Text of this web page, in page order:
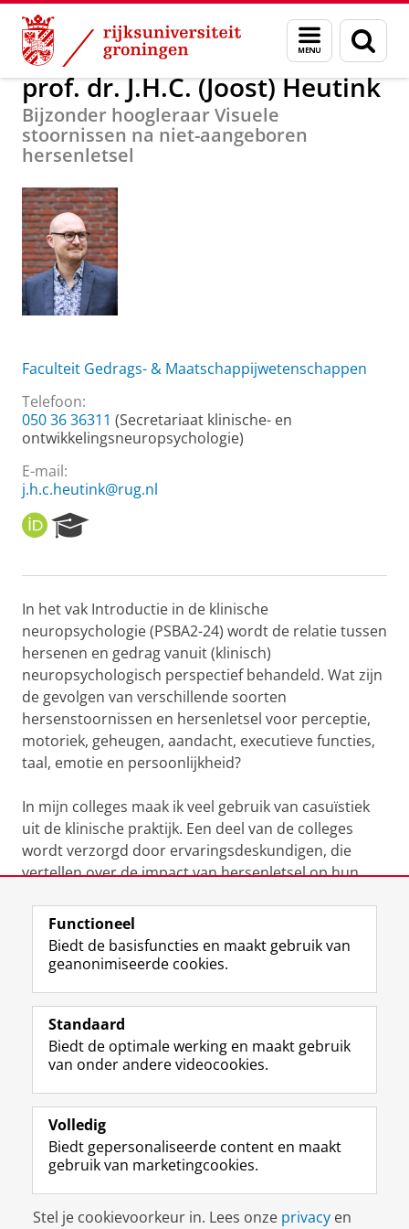
Skip
Content
Skip
Navigation
Menu
en
zoeken
Over ons prof. dr. J.H.C. (Joost) Heutink
prof. dr. J.H.C. (Joost) Heutink
Bijzonder hoogleraar Visuele
stoornissen na niet-aangeboren
hersenletsel
Faculteit Gedrags- & Maatschappijwetenschappen
Telefoon:
050 36 36311 (Secretariaat klinische- en
ontwikkelingsneuropsychologie)
E-mail:
j.h.c.heutink@rug.nl
O
R
I
e
r
c
h
P
o
r
t
a
l
In het vak Introductie in de klinische
neuropsychologie (PSBA2-24) wordt de relatie tussen
hersenen en gedrag vanuit (klinisch)
neuropsychologisch perspectief behandeld. Wat zijn
de gevolgen van verschillende soorten
hersenstoornissen en hersenletsel voor perceptie,
motoriek, geheugen, aandacht, executieve functies,
taal, emotie en persoonlijkheid?
In mijn colleges maak ik veel gebruik van casuïstiek
uit de klinische praktijk. Een deel van de colleges
wordt verzorgd door ervaringsdeskundigen, die
vertellen over de impact van hersenletsel op hun
Laatst gewijzigd: 25 juni 2022 12:30
Volg de RUG
F
a
e
b
o
p
a
i
n
L
i
k
e
I
-
p
g
i
R
S
-
f
e
R
k
s
I
n
t
r
m
c
c
Y
o
T
e
k
a
a
Studiekiezers
Alumni
Over ons
Disclaimer & Copyright
Functioneel
Biedt de basisfuncties en maakt gebruik van
geanonimiseerde cookies.
Standaard
Biedt de optimale werking en maakt gebruik
van onder andere videocookies.
Volledig
Biedt gepersonaliseerde content en maakt
gebruik van marketingcookies.
Stel je cookievoorkeur in. Lees onze privacy en